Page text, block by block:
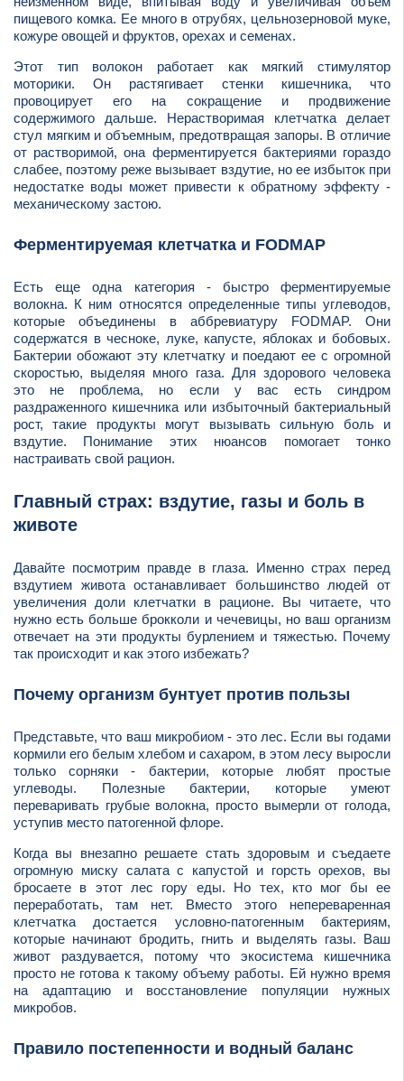
пищевого комка. Ее много в отрубях, цельнозерновой муке,
кожуре овощей и фруктов, орехах и семенах.
Этот тип волокон работает как мягкий стимулятор
моторики. Он растягивает стенки кишечника, что
провоцирует его на сокращение и продвижение
содержимого дальше. Нерастворимая клетчатка делает
стул мягким и объемным, предотвращая запоры. В отличие
от растворимой, она ферментируется бактериями гораздо
слабее, поэтому реже вызывает вздутие, но ее избыток при
недостатке воды может привести к обратному эффекту -
механическому застою.
Ферментируемая клетчатка и FODMAP
Есть еще одна категория - быстро ферментируемые
волокна. К ним относятся определенные типы углеводов,
которые объединены в аббревиатуру FODMAP. Они
содержатся в чесноке, луке, капусте, яблоках и бобовых.
Бактерии обожают эту клетчатку и поедают ее с огромной
скоростью, выделяя много газа. Для здорового человека
это не проблема, но если у вас есть синдром
раздраженного кишечника или избыточный бактериальный
рост, такие продукты могут вызывать сильную боль и
вздутие. Понимание этих нюансов помогает тонко
настраивать свой рацион.
Главный страх: вздутие, газы и боль в
животе
Давайте посмотрим правде в глаза. Именно страх перед
вздутием живота останавливает большинство людей от
увеличения доли клетчатки в рационе. Вы читаете, что
нужно есть больше брокколи и чечевицы, но ваш организм
отвечает на эти продукты бурлением и тяжестью. Почему
так происходит и как этого избежать?
Почему организм бунтует против пользы
Представьте, что ваш микробиом - это лес. Если вы годами
кормили его белым хлебом и сахаром, в этом лесу выросли
только сорняки - бактерии, которые любят простые
углеводы. Полезные бактерии, которые умеют
переваривать грубые волокна, просто вымерли от голода,
уступив место патогенной флоре.
Когда вы внезапно решаете стать здоровым и съедаете
огромную миску салата с капустой и горсть орехов, вы
бросаете в этот лес гору еды. Но тех, кто мог бы ее
переработать, там нет. Вместо этого непереваренная
клетчатка достается условно-патогенным бактериям,
которые начинают бродить, гнить и выделять газы. Ваш
живот раздувается, потому что экосистема кишечника
просто не готова к такому объему работы. Ей нужно время
на адаптацию и восстановление популяции нужных
микробов.
Правило постепенности и водный баланс